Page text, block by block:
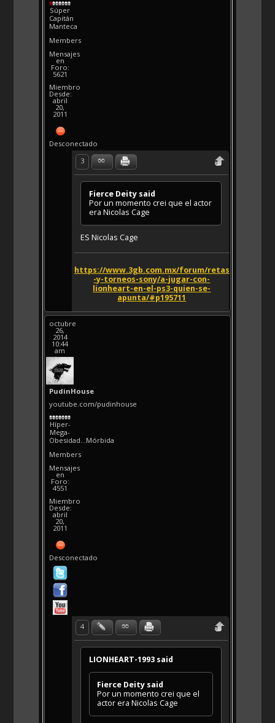
Súper
Capitán
Manteca
Members
Mensajes
en
Foro:
5621
Miembro
Desde:
abril
20,
2011
Desconectado
3
Fierce Deity said
Por un momento crei que el actor
era Nicolas Cage
ES Nicolas Cage
https://www.3gb.com.mx/forum/retas
-y-torneos-sony/a-jugar-con-
lionheart-en-el-ps3-quien-se-
apunta/#p195711
octubre
26,
2014
10:44
am
PudinHouse
youtube.com/pudinhouse
Híper-
Mega-
Obesidad...Mórbida
Members
Mensajes
en
Foro:
4551
Miembro
Desde:
abril
20,
2011
Desconectado
4
LIONHEART-1993 said
Fierce Deity said
Por un momento crei que el
actor era Nicolas Cage